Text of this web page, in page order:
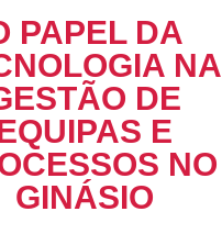
PAPEL DA
NA
DE
E
NO
GINÁSIO